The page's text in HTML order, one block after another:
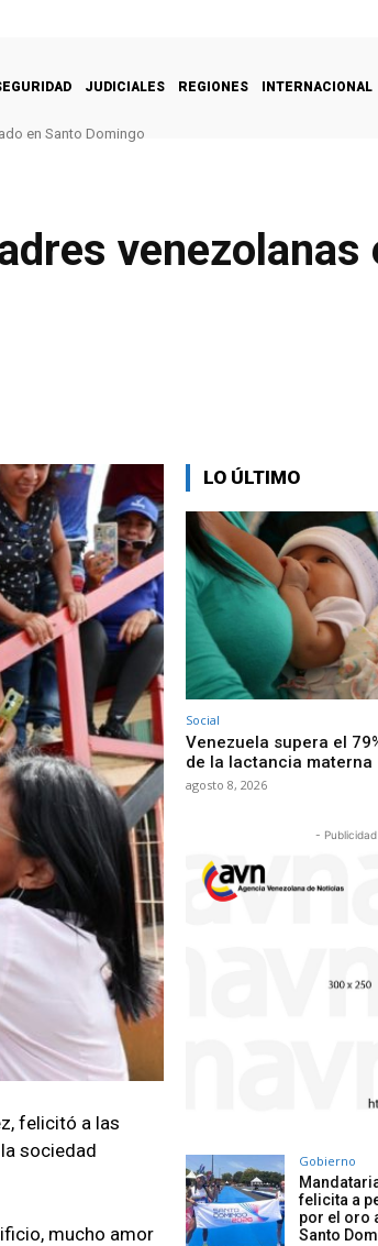
JUDICIALES REGIONES INTERNACIONAL
en Santo Domingo
venezolanas
felicitó a las
sociedad
mucho amor
LO ÚLTIMO
Social
Venezuela supera el
de la lactancia materna
agosto 8, 2026
-
Gobierno
felicita a
por el oro
Santo